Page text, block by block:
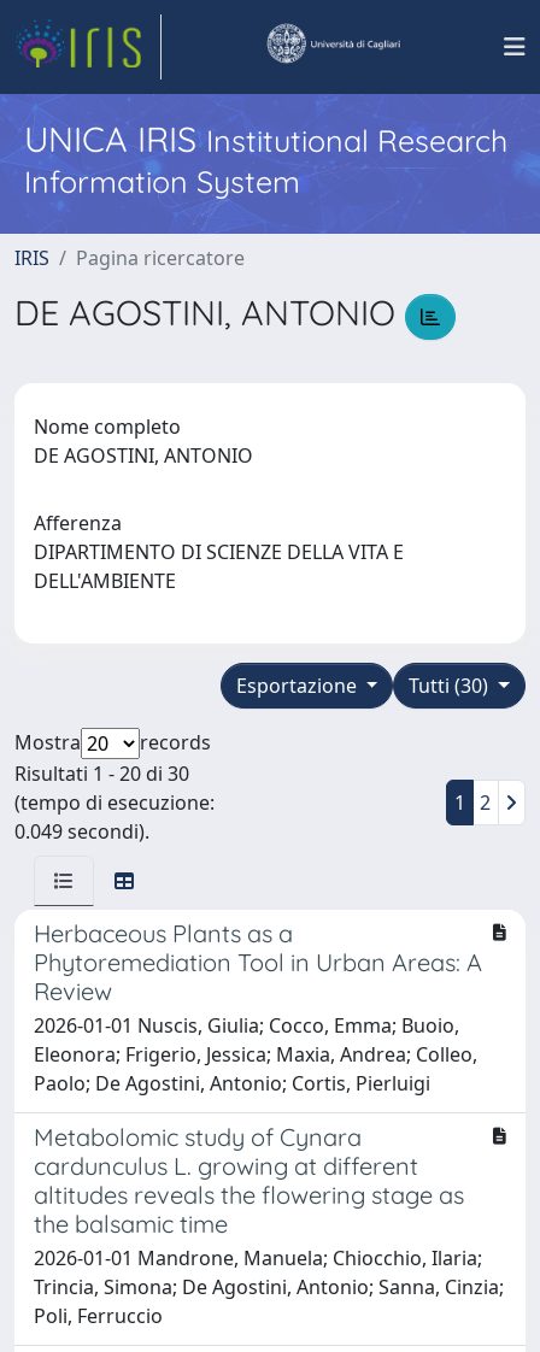
UNICA IRISInstitutional Research
Information System
IRIS Pagina ricercatore
DE AGOSTINI, ANTONIO
Nome completo
DE AGOSTINI, ANTONIO
Afferenza
DIPARTIMENTO DI SCIENZE DELLA VITA E
DELL'AMBIENTE
Tutti (30)
Esportazione
Mostra
records
Risultati 1 - 20 di 30
(tempo di esecuzione:
0.049 secondi).
1 2
Herbaceous Plants as a
Phytoremediation Tool in Urban Areas: A
Review
2026-01-01 Nuscis, Giulia; Cocco, Emma; Buoio,
Eleonora; Frigerio, Jessica; Maxia, Andrea; Colleo,
Paolo; De Agostini, Antonio; Cortis, Pierluigi
Metabolomic study of Cynara
cardunculus L. growing at different
altitudes reveals the flowering stage as
the balsamic time
2026-01-01 Mandrone, Manuela; Chiocchio, Ilaria;
Trincia, Simona; De Agostini, Antonio; Sanna, Cinzia;
Poli, Ferruccio